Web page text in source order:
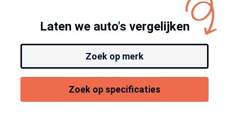
Laten we auto's vergelijken
Zoek op merk
Zoek op specificaties